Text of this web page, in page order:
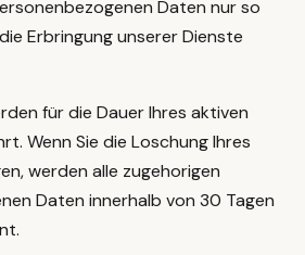
Daten nur so
Erbringung unserer Dienste
für die Dauer Ihres aktiven
Wenn Sie die Loschung Ihres
werden alle zugehorigen
Daten innerhalb von 30 Tagen